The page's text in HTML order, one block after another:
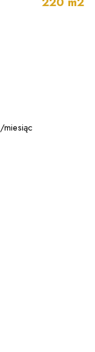
/miesiąc